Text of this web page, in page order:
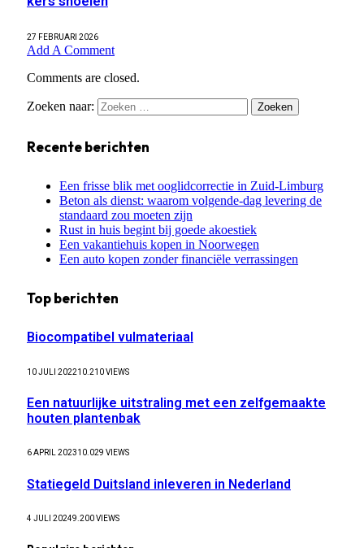
27 FEBRUARI 2026
Add A Comment
Comments are closed.
Zoeken naar:
Recente berichten
Een frisse blik met ooglidcorrectie in Zuid-Limburg
Beton als dienst: waarom volgende-dag levering de
standaard zou moeten zijn
Rust in huis begint bij goede akoestiek
Een vakantiehuis kopen in Noorwegen
Een auto kopen zonder financiële verrassingen
Top berichten
Biocompatibel vulmateriaal
10 JULI 202210.210VIEWS
Een natuurlijke uitstraling met een zelfgemaakte
houten plantenbak
6 APRIL 202310.029 VIEWS
Statiegeld Duitsland inleveren in Nederland
4 JULI 20249.200VIEWS